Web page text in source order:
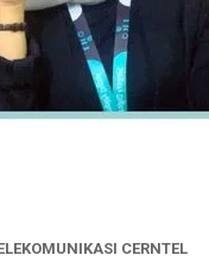
CERNTEL